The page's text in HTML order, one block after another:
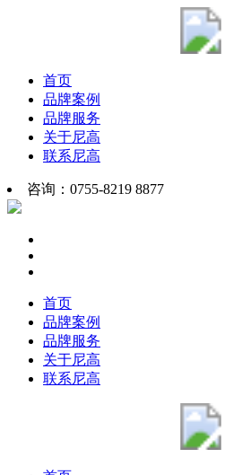
首页
品牌案例
品牌服务
关于尼高
联系尼高
咨询：0755-8219 8877
首页
品牌案例
品牌服务
关于尼高
联系尼高